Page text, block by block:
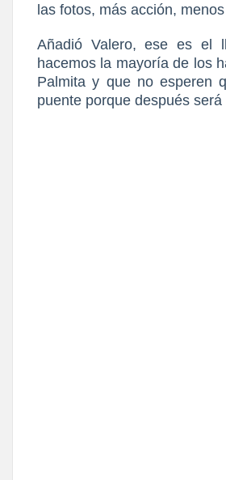
las fotos, más acción,
Añadió Valero, ese es el
hacemos la mayoría de los
Palmita y que no esperen
puente porque después será